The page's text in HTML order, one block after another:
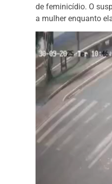
de feminicídio. O
a mulher enquanto
Tocador
de
vídeo